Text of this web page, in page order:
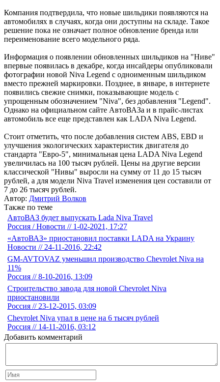
Компания подтвердила, что новые шильдики появляются на
автомобилях в случаях, когда они доступны на складе. Такое
решение пока не означает полное обновление бренда или
переименование всего модельного ряда.
Информация о появлении обновленных шильдиков на "Ниве"
впервые появилась в декабре, когда инсайдеры опубликовали
фотографии новой Niva Legend с одноименным шильдиком
вместо прежней маркировки. Позднее, в январе, в интернете
появились свежие снимки, показывающие модель с
упрощенным обозначением "Niva", без добавления "Legend".
Однако на официальном сайте АвтоВАЗа и в прайс-листах
автомобиль все еще представлен как LADA Niva Legend.
Стоит отметить, что после добавления систем ABS, EBD и
улучшения экологических характеристик двигателя до
стандарта "Евро-5", минимальная цена LADA Niva Legend
увеличилась на 100 тысяч рублей. Цены на другие версии
классической "Нивы" выросли на сумму от 11 до 15 тысяч
рублей, а для модели Niva Travel изменения цен составили от
7 до 26 тысяч рублей.
Автор: Дмитрий Волков
Также по теме
АвтоВАЗ будет выпускать Lada Niva Travel
Россия / Новости // 1-02-2021, 17:27
«АвтоВАЗ» приостановил поставки LADA на Украину
Новости // 24-11-2016, 22:42
GM-AVTOVAZ уменьшил производство Chevrolet Niva на
11%
Россия // 8-10-2016, 13:09
Строительство завода для новой Chevrolet Niva
приостановили
Россия // 23-12-2015, 03:09
Chevrolet Niva упал в цене на 6 тысяч рублей
Россия // 14-11-2016, 03:12
Добавить комментарий